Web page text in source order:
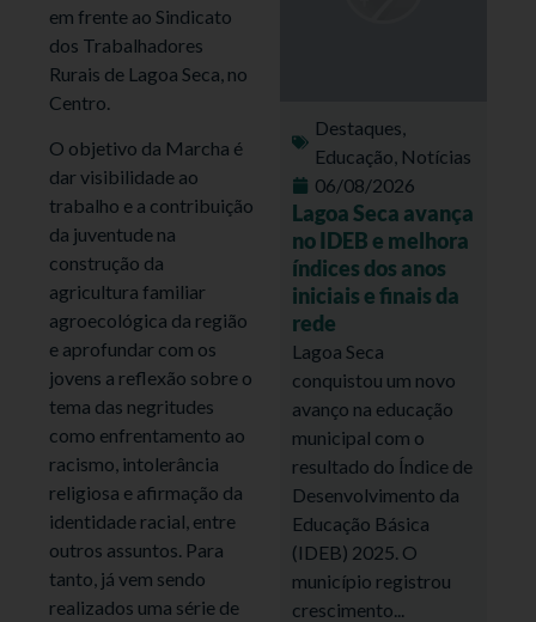
em frente ao Sindicato
dos Trabalhadores
Rurais de Lagoa Seca, no
Centro.
O objetivo da Marcha é
dar visibilidade ao
trabalho e a contribuição
da juventude na
construção da
agricultura familiar
agroecológica da região
e aprofundar com os
jovens a reflexão sobre o
tema das negritudes
como enfrentamento ao
racismo, intolerância
religiosa e afirmação da
identidade racial, entre
outros assuntos. Para
tanto, já vem sendo
realizados uma série de
Destaques,
Educação, Notícias
06/08/2026
Lagoa Seca avança
no IDEB e melhora
índices dos anos
iniciais e finais da
rede
Lagoa Seca
conquistou um novo
avanço na educação
municipal com o
resultado do Índice de
Desenvolvimento da
Educação Básica
(IDEB) 2025. O
município registrou
crescimento...